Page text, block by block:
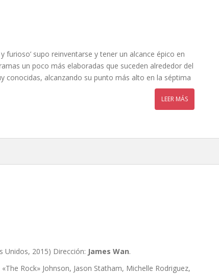
furioso’ supo reinventarse y tener un alcance épico en
un poco más elaboradas que suceden alrededor del
conocidas, alcanzando su punto más alto en la séptima
LEER MÁS
Unidos, 2015) Dirección: James Wan.
Rock» Johnson, Jason Statham, Michelle Rodriguez,